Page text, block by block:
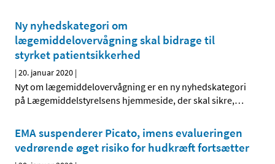
Ny nyhedskategori om
lægemiddelovervågning skal bidrage til
styrket patientsikkerhed
|20. januar 2020 |
Nyt om lægemiddelovervågning er en ny nyhedskategori
på Lægemiddelstyrelsens hjemmeside, der skal sikre,…
EMA suspenderer Picato, imens evalueringen
vedrørende øget risiko for hudkræft fortsætter